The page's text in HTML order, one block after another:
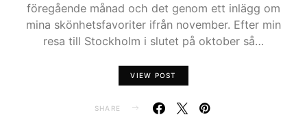
föregående månad och det genom ett inlägg om
mina skönhetsfavoriter ifrån november. Efter min
resa till Stockholm i slutet på oktober så…
VIEW POST
SHARE